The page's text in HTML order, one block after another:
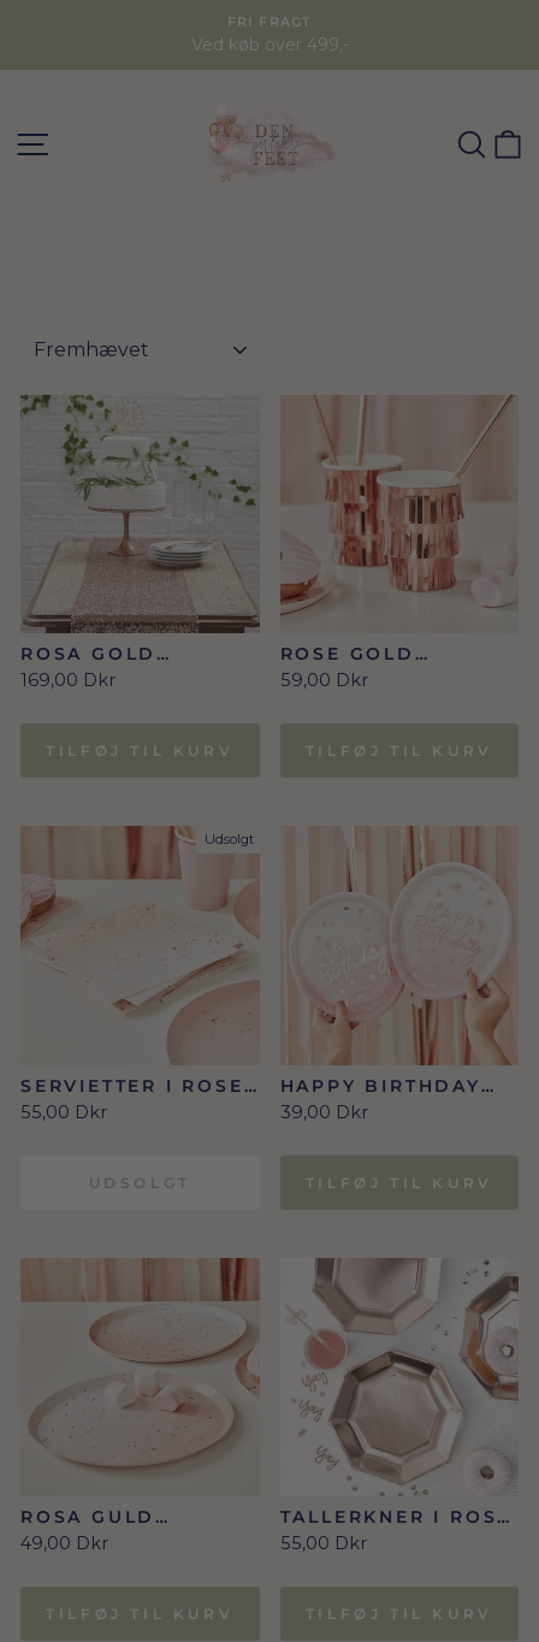
FRI FRAGT
Ved køb over 499,-
SØG
ROSA GOLD
BORDLØBER
169,00 Dkr
TILFØJ TIL KURV
ROSE GOLD
PAPKRUS MED
FRYNSER
59,00 Dkr
TILFØJ TIL KURV
Udsolgt
SERVIETTER I ROSE
GOLD/OMBRE
55,00 Dkr
UDSOLGT
HAPPY BIRTHDAY
TALLERKNER I ROSE
GOLD 8 STK.
39,00 Dkr
TILFØJ TIL KURV
ROSA GULD
TALLERKNER
49,00 Dkr
TILFØJ TIL KURV
TALLERKNER I ROSA
GULD
55,00 Dkr
TILFØJ TIL KURV